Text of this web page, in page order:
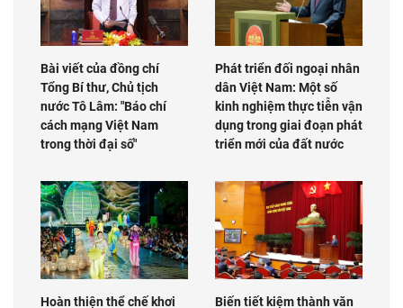
Bài viết của đồng chí
Tổng Bí thư, Chủ tịch
nước Tô Lâm: "Báo chí
cách mạng Việt Nam
trong thời đại số"
Phát triển đối ngoại nhân
dân Việt Nam: Một số
kinh nghiệm thực tiễn vận
dụng trong giai đoạn phát
triển mới của đất nước
Hoàn thiện thể chế khơi
Biến tiết kiệm thành văn